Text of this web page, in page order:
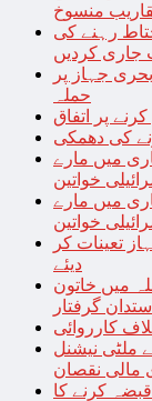
منسوخ
رہنے کی
جاری کردیں
جہاز پر
حملہ
پر اتفاق
کی دھمکی
میں مارے
خواتین
میں مارے
خواتین
بحری جہاز تعینات کر
دیئے
250 شہید ، رملہ میں خاتون
گرفتار
ملٹی نیشنل
مالی نقصان
کرنے کا